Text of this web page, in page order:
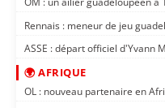
Rennais : meneur de jeu
ASSE : départ officiel d'Yvann
🌍 AFRIQUE
OL : nouveau partenaire en